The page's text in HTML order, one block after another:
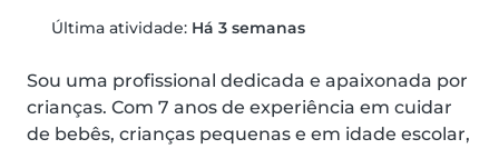
Última atividade: Há 3 semanas
Sou uma profissional dedicada e apaixonada por
crianças. Com 7 anos de experiência em cuidar
de bebês, crianças pequenas e em idade escolar,